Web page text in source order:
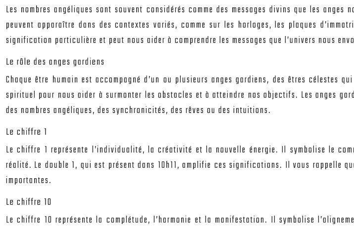
Les nombres angéliques sont souvent considérés comme des messages divins que les
peuvent apparaître dans des contextes variés, comme sur les horloges, les plaques
signification particulière et peut nous aider à comprendre les messages que l’univers nous
Le rôle des anges gardiens
Chaque être humain est accompagné d’un ou plusieurs anges gardiens, des êtres
spirituel pour nous aider à surmonter les obstacles et à atteindre nos objectifs. Les anges
des nombres angéliques, des synchronicités, des rêves ou des intuitions.
Le chiffre 1
Le chiffre 1 représente l’individualité, la créativité et la nouvelle énergie. Il symbolise le
réalité. Le double 1, qui est présent dans 10h11, amplifie ces significations. Il vous rappelle
importantes.
Le chiffre 10
Le chiffre 10 représente la complétude, l’harmonie et la manifestation. Il symbolise